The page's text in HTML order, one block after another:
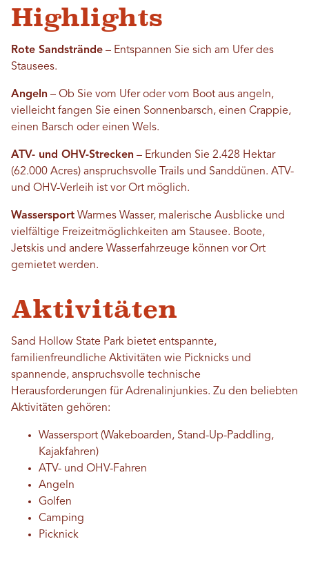
Highlights
Rote Sandstrände – Entspannen Sie sich am Ufer des
Stausees.
Angeln – Ob Sie vom Ufer oder vom Boot aus angeln,
vielleicht fangen Sie einen Sonnenbarsch, einen Crappie,
einen Barsch oder einen Wels.
ATV- und OHV-Strecken – Erkunden Sie 2.428 Hektar
(62.000 Acres) anspruchsvolle Trails und Sanddünen. ATV-
und OHV-Verleih ist vor Ort möglich.
Wassersport Warmes Wasser, malerische Ausblicke und
vielfältige Freizeitmöglichkeiten am Stausee. Boote,
Jetskis und andere Wasserfahrzeuge können vor Ort
gemietet werden.
Aktivitäten
Sand Hollow State Park bietet entspannte,
familienfreundliche Aktivitäten wie Picknicks und
spannende, anspruchsvolle technische
Herausforderungen für Adrenalinjunkies. Zu den beliebten
Aktivitäten gehören:
Wassersport (Wakeboarden, Stand-Up-Paddling,
Kajakfahren)
ATV- und OHV-Fahren
Angeln
Golfen
Camping
Picknick